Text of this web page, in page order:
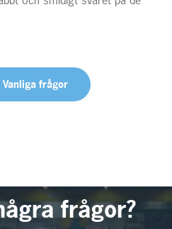
Vanliga frågor
frågor?